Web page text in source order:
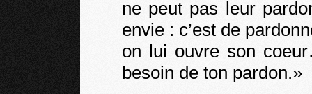
ne peut pas leur
envie : c’est de
on lui ouvre son
besoin de ton pardon.»